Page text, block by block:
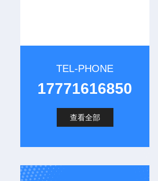
TEL-PHONE
17771616850
查看全部